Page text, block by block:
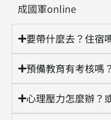
成國軍online
要帶什麼去？住宿
預備教育有考核嗎
心理壓力怎麼辦？